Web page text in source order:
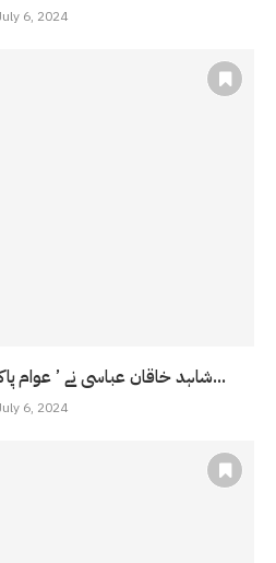
6, 2024
شاہد خاقان عباسی نے ’ عوام پاکستان پارٹی ‘ کی بنیاد رکھ...
6, 2024